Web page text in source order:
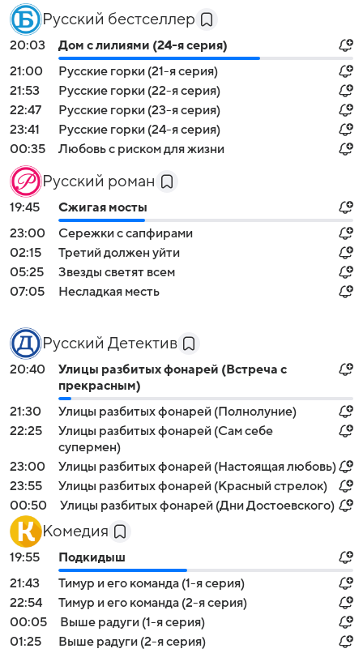
Русский бестселлер
20:03
Дом с лилиями (24-я серия)
21:00
Русские горки (21-я серия)
21:53
Русские горки (22-я серия)
22:47
Русские горки (23-я серия)
23:41
Русские горки (24-я серия)
00:35
Любовь с риском для жизни
Русский роман
19:45
Сжигая мосты
23:00
Сережки с сапфирами
02:15
Третий должен уйти
05:25
Звезды светят всем
07:05
Несладкая месть
Русский Детектив
20:40
Улицы разбитых фонарей (Встреча с
прекрасным)
21:30
Улицы разбитых фонарей (Полнолуние)
22:25
Улицы разбитых фонарей (Сам себе
супермен)
23:00
Улицы разбитых фонарей (Настоящая любовь)
23:55
Улицы разбитых фонарей (Красный стрелок)
00:50
Улицы разбитых фонарей (Дни Достоевского)
Комедия
19:55
Подкидыш
21:43
Тимур и его команда (1-я серия)
22:54
Тимур и его команда (2-я серия)
00:05
Выше радуги (1-я серия)
01:25
Выше радуги (2-я серия)